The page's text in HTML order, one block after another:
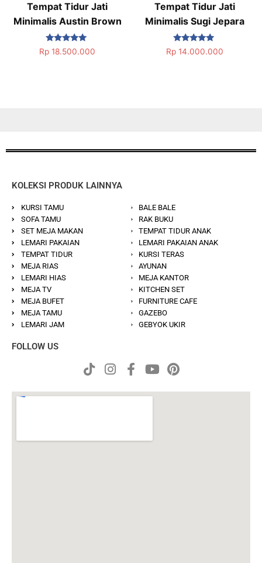
Tempat Tidur Jati
Minimalis Austin Brown
Dinilai
5.00
Rp 18.500.000
Tempat Tidur Jati
Minimalis Sugi Jepara
Dinilai
5.00
Rp14.000.000
KOLEKSI PRODUK LAINNYA
KURSI TAMU
SOFA TAMU
SET MEJA MAKAN
LEMARI PAKAIAN
TEMPAT TIDUR
MEJA RIAS
LEMARI HIAS
MEJA TV
MEJA BUFET
MEJA TAMU
LEMARI JAM
BALE BALE
RAK BUKU
TEMPAT TIDUR ANAK
LEMARI PAKAIAN ANAK
KURSI TERAS
AYUNAN
MEJA KANTOR
KITCHEN SET
FURNITURE CAFE
GAZEBO
GEBYOK UKIR
FOLLOW US